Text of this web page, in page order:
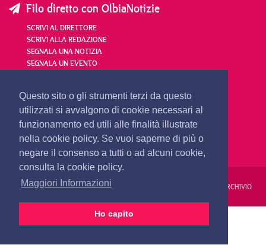
Questo sito o gli strumenti terzi da questo
utilizzati si avvalgono di cookie necessari al
funzionamento ed utili alle finalità illustrate
nella cookie policy. Se vuoi saperne di più o
negare il consenso a tutti o ad alcuni cookie,
consulta la cookie policy.
Maggiori Informazioni
Ho capito
Filo diretto con OlbiaNotizie
SCRIVI AL DIRETTORE
SCRIVI ALLA REDAZIONE
SEGNALA UNA NOTIZIA
SEGNALA UN EVENTO
redazione@olbianotizie.it
REDAZIONE PUBBLICITÀ PRIVACY E COOKIES ARCHIVIO
24 ORE VIDEO